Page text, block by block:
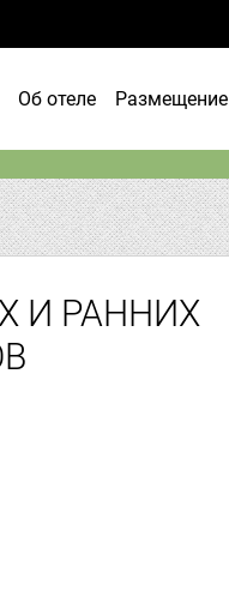
Об отеле Размещение
И РАННИХ